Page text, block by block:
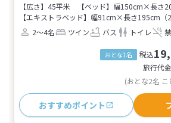
【広さ】45平米
【ベッド】幅150cm×長さ
【エキストラベッド】幅91cm×長さ195cm（2
2～4名
ツイン バス トイレ
おとな1名 税込
旅行代
(おとな2名
おすすめポイント